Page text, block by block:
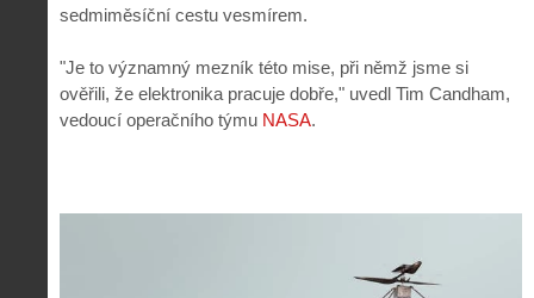
sedmiměsíční cestu vesmírem.
"Je to významný mezník této mise, při němž jsme si
ověřili, že elektronika pracuje dobře," uvedl Tim Candham,
vedoucí operačního týmu NASA.